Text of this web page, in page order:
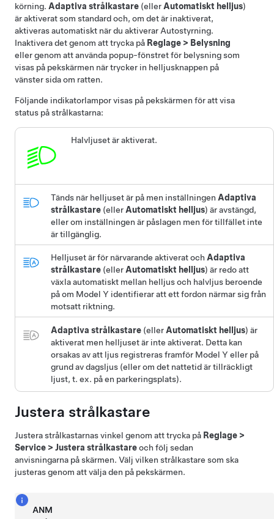
körning. Adaptiva strålkastare (eller Automatiskt helljus)
är aktiverat som standardoch, om det är inaktiverat,
aktiveras automatiskt när du aktiverar Autostyrning.
Inaktivera det genom att trycka på Reglage > Belysning
eller genom att använda popup-fönstret för belysning som
visas på pekskärmen när trycker in helljusknappen på
vänster sida om ratten.
Följande indikatorlampor visas på pekskärmen för att visa
status på strålkastarna:
Halvljuset är aktiverat.
Tänds när helljuset är på men inställningen Adaptiva
strålkastare (eller Automatiskt helljus) är avstängd,
eller om inställningen är påslagen men för tillfället inte
är tillgänglig.
Helljuset är för närvarande aktiverat och Adaptiva
strålkastare (eller Automatiskt helljus) är redo att
växla automatiskt mellan helljus och halvljus beroende
på om Model Y identifierar att ett fordon närmar sig från
motsatt riktning.
Adaptiva strålkastare (eller Automatiskt helljus) är
aktiverat men helljuset är inte aktiverat. Detta kan
orsakas av att ljus registreras framför Model Y eller på
grund av dagsljus (eller om det nattetid är tillräckligt
ljust, t. ex. på en parkeringsplats).
Justera strålkastare
Justera strålkastarnas vinkel genom att trycka på Reglage >
Service > Justera strålkastareoch följ sedan
anvisningarna på skärmen. Välj vilken strålkastare som ska
justeras genom att välja den på pekskärmen.
ANM